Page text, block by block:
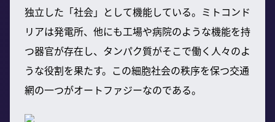
独立した「社会」として機能している。ミトコンド
リアは発電所、他にも工場や病院のような機能を持
つ器官が存在し、タンパク質がそこで働く人々のよ
うな役割を果たす。この細胞社会の秩序を保つ交通
網の一つがオートファジーなのである。